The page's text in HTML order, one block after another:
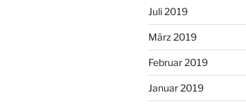
Juli 2019
März 2019
Februar 2019
Januar 2019